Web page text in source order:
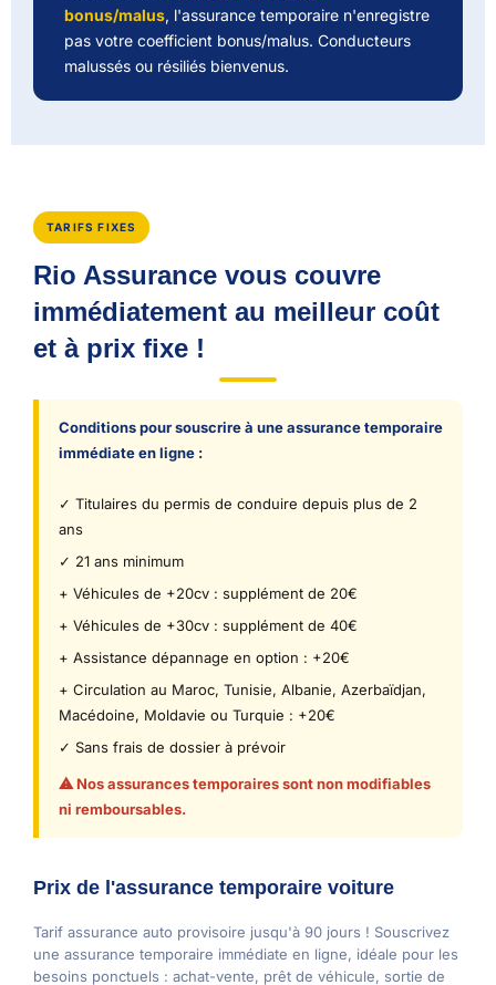
bonus/malus, l'assurance temporaire n'enregistre
pas votre coefficient bonus/malus. Conducteurs
malussés ou résiliés bienvenus.
TARIFS FIXES
Rio Assurance vous couvre
immédiatement au meilleur coût
et à prix fixe !
Conditions pour souscrire à une assurance temporaire
immédiate en ligne :
✓ Titulaires du permis de conduire depuis plus de 2
ans
✓ 21 ans minimum
+ Véhicules de +20cv : supplément de 20€
+ Véhicules de +30cv : supplément de 40€
+ Assistance dépannage en option : +20€
+ Circulation au Maroc, Tunisie, Albanie, Azerbaïdjan,
Macédoine, Moldavie ou Turquie : +20€
✓ Sans frais de dossier à prévoir
⚠ Nos assurances temporaires sont non modifiables
ni remboursables.
Prix de l'assurance temporaire voiture
Tarif assurance auto provisoire jusqu'à 90 jours ! Souscrivez
une assurance temporaire immédiate en ligne, idéale pour les
besoins ponctuels : achat-vente, prêt de véhicule, sortie de